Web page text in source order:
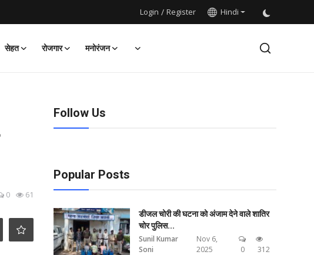
Login / Register Hindi
सेहत रोजगार
मनोरंजन
0 61
Follow Us
Popular Posts
डीजल चोरी की घटना को अंजाम देने वाले शातिर
चोर पुलिस...
Sunil Kumar
Soni
Nov 6,
2025
0 312